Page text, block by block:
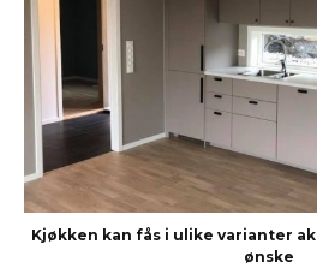
Kjøkken kan fås i ulike varianter
ønske